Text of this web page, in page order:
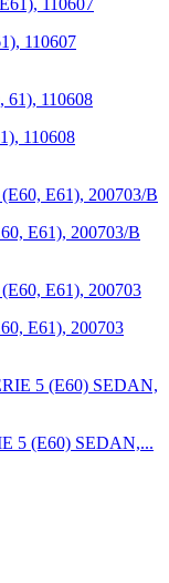
110607
110608
E61), 200703/B
E61), 200703
5 (E60) SEDAN,...